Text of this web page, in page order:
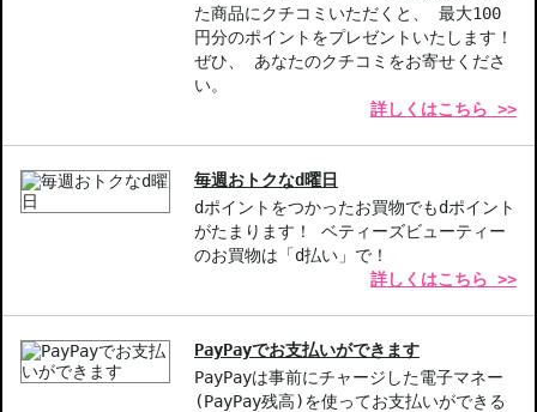
お悩み・効果
た商品にクチコミいただくと、 最大100
円分のポイントをプレゼントいたします！
ぜひ、 あなたのクチコミをお寄せくださ
い。
詳しくはこちら >>
毎週おトクなd曜日
dポイントをつかったお買物でもdポイント
がたまります！ ベティーズビューティー
のお買物は「d払い」で！
詳しくはこちら >>
PayPayでお支払いができます
PayPayは事前にチャージした電子マネー
(PayPay残高)を使ってお支払いができる